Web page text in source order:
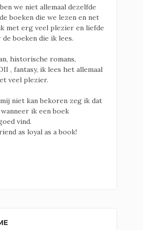
we niet allemaal dezelfde
boeken die we lezen en net
met erg veel plezier en liefde
boeken die ik lees.
historische romans,
, fantasy, ik lees het allemaal
veel plezier.
niet kan bekoren zeg ik dat
ik een boek
vind.
as loyal as a book!